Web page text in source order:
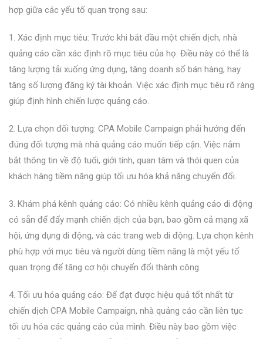
hợp giữa các yếu tố quan trọng sau:
1. Xác định mục tiêu: Trước khi bắt đầu một chiến dịch, nhà
quảng cáo cần xác định rõ mục tiêu của họ. Điều này có thể là
tăng lượng tải xuống ứng dụng, tăng doanh số bán hàng, hay
tăng số lượng đăng ký tài khoản. Việc xác định mục tiêu rõ ràng
giúp định hình chiến lược quảng cáo.
2. Lựa chọn đối tượng: CPA Mobile Campaign phải hướng đến
đúng đối tượng mà nhà quảng cáo muốn tiếp cận. Việc nắm
bắt thông tin về độ tuổi, giới tính, quan tâm và thói quen của
khách hàng tiềm năng giúp tối ưu hóa khả năng chuyển đổi.
3. Khám phá kênh quảng cáo: Có nhiều kênh quảng cáo di động
có sẵn để đẩy mạnh chiến dịch của bạn, bao gồm cả mạng xã
hội, ứng dụng di động, và các trang web di động. Lựa chọn kênh
phù hợp với mục tiêu và người dùng tiềm năng là một yếu tố
quan trọng để tăng cơ hội chuyển đổi thành công.
4. Tối ưu hóa quảng cáo: Để đạt được hiệu quả tốt nhất từ
chiến dịch CPA Mobile Campaign, nhà quảng cáo cần liên tục
tối ưu hóa các quảng cáo của mình. Điều này bao gồm việc